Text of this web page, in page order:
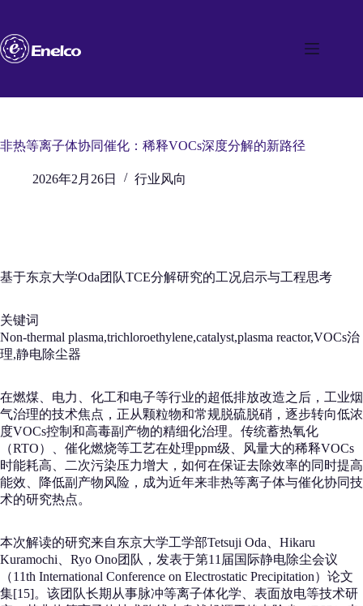
内
容
非热等离子体协同催化：稀释VOCs深度分解的新路径
2026年2月26日 行业风向
基于东京大学Oda团队TCE分解研究的工况启示与工程思考
关键词
Non-thermal plasma,trichloroethylene,catalyst,plasma reactor,VOCs治
理,静电除尘器
在燃煤、电力、化工和电子等行业的超低排放改造之后，工业烟
气治理的技术焦点，正从颗粒物和常规脱硫脱硝，逐步转向低浓
度VOCs控制和高毒副产物的精细化治理。传统蓄热氧化
（RTO）、催化燃烧等工艺在处理ppm级、风量大的稀释VOCs
时能耗高、二次污染压力增大，如何在保证去除效率的同时提高
能效、降低副产物风险，成为近年来非热等离子体与催化协同技
术的研究热点。
本次解读的研究来自东京大学工学部Tetsuji Oda、Hikaru
Kuramochi、Ryo Ono团队，发表于第11届国际静电除尘会议
（11th International Conference on Electrostatic Precipitation）论文
集[15]。该团队长期从事脉冲等离子体化学、表面放电等技术研